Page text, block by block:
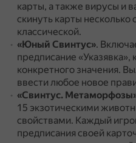
карты, а также вирусы и
скинуть карты
классической.
«Юный Свинтус».
предписание «Указявка»,
конкретного значения.
ввести любое новое
«Свинтус.
15 экзотическими
свойствами. Каждый
предписания своей